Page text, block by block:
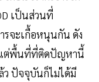
เป็นส่วนที่
รจะเกื้อหนุนกัน ดัง
แต่พื้นที่ที่ติดปัญหานี้
ว ปัจจุบันก็ไม่ได้มี